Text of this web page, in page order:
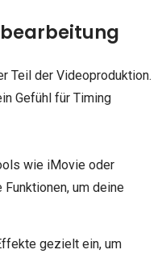
Teil der Videoproduktion.
Gefühl für Timing
wie iMovie oder
um deine
gezielt ein, um